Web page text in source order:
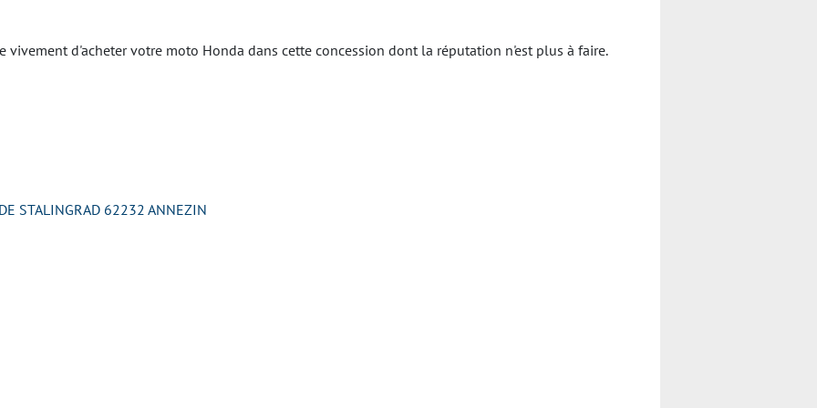
vivement d'acheter votre moto Honda dans cette concession dont la réputation n'est plus à faire.
STALINGRAD 62232 ANNEZIN